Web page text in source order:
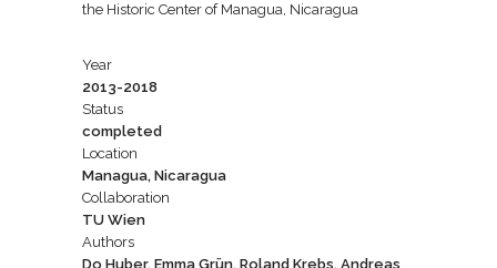
the Historic Center of Managua, Nicaragua
Year
2013-2018
Status
completed
Location
Managua, Nicaragua
Collaboration
TU Wien
Authors
Do Huber, Emma Grün, Roland Krebs, Andreas